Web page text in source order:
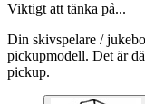
Viktigt att tänka på...
Din skivspelare /
pickupmodell. Det är
pickup.